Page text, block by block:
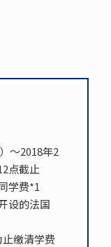
～2018年2
点截止
学费*1
设的法国
缴清学费